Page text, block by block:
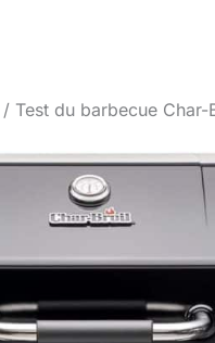
Test du barbecue